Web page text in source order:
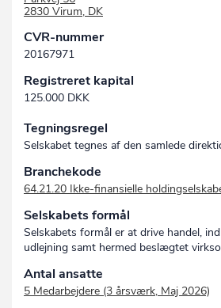
2830 Virum, DK
CVR-nummer
20167971
Registreret kapital
125.000 DKK
Tegningsregel
Selskabet tegnes af den samlede
Branchekode
64.21.20 Ikke-finansielle
Selskabets formål
Selskabets formål er at drive handel,
udlejning samt hermed beslægtet
Antal ansatte
5 Medarbejdere (3 årsværk, Maj 2026)